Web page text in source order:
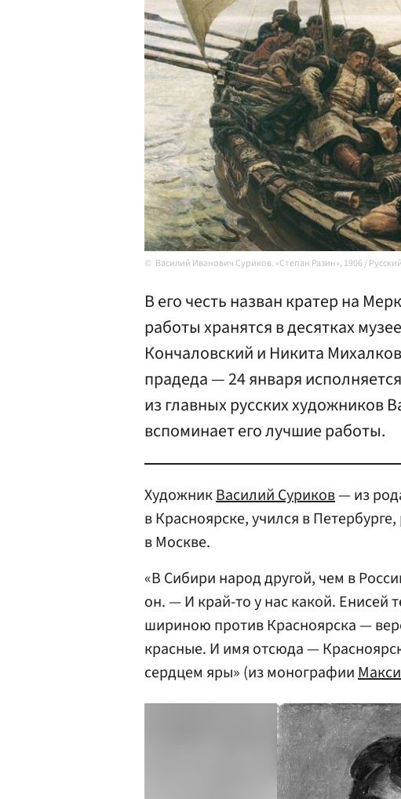
Василий Иванович Суриков. «Степан Разин», 1906 /
В его честь назван кратер на
работы хранятся в десятках
Кончаловский и Никита
прадеда — 24 января
из главных русских художников
вспоминает его лучшие работы.
ХудожникВасилий Суриков— из
в Красноярске, учился в
в Москве.
«В Сибири народ другой, чем в
он. — И край-то у нас какой. Енисей
шириною против Красноярска —
красные. И имя отсюда —
сердцем яры» (из монографии